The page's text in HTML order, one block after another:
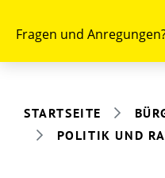
Fragen und
STARTSEITE
POLITIK UND